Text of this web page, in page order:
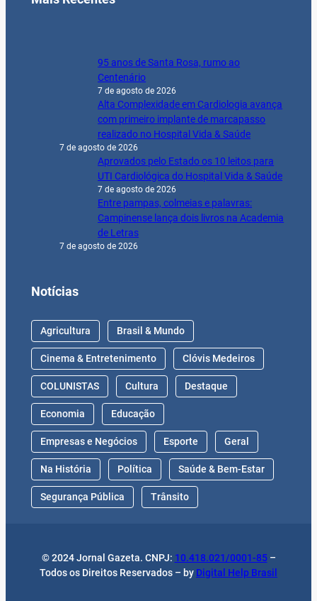
com primeiro implante de marcapasso
UTI Cardiológica do Hospital Vida & Saúde
7 de agosto de 2026
Entre pampas, colmeias e palavras:
Campinense lança dois livros na Academia
de Letras
7 de agosto de 2026
Brasil & Mundo
Cinema & Entretenimento
Empresas e Negócios Esporte
Na História Política Saúde & Bem-Estar
Segurança Pública Trânsito
© 2024 Jornal Gazeta. CNPJ:10.418.021/0001-85
Todos os Direitos Reservados – byDigital Help Brasil